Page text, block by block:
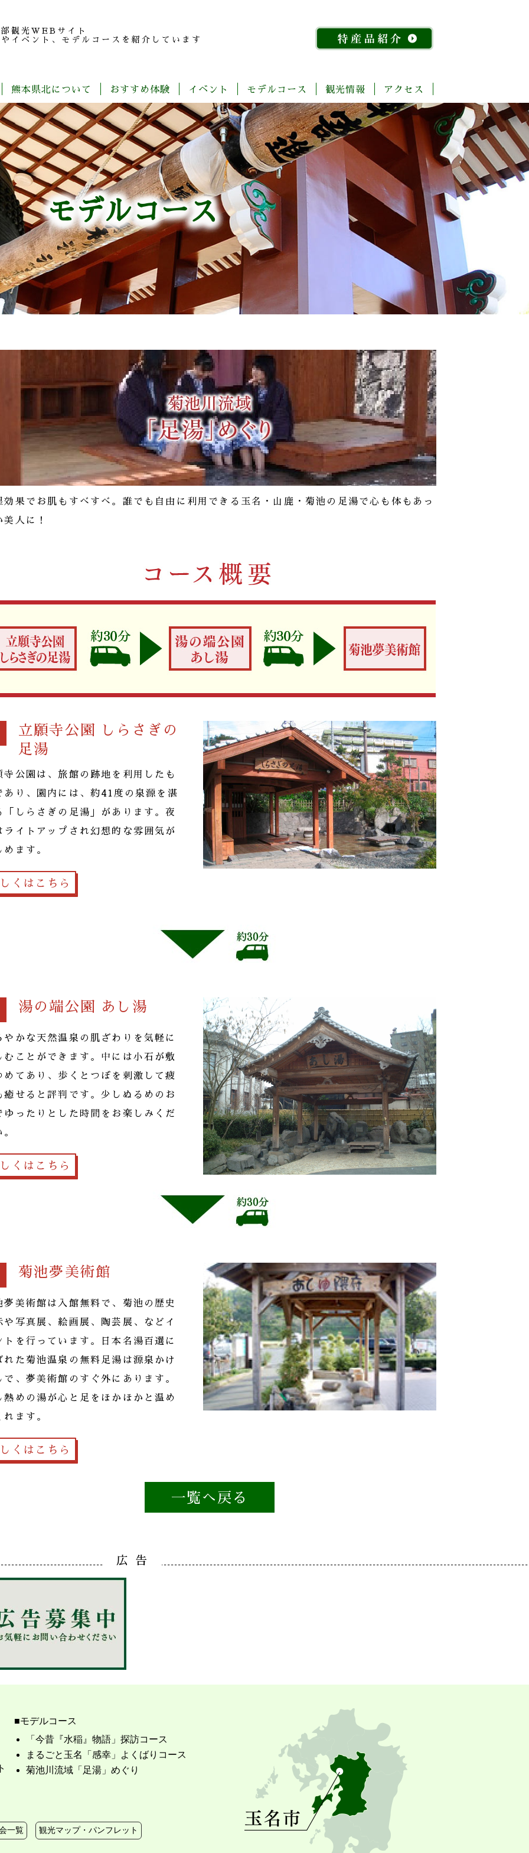
観光 WEBサイト
イベント、モデルコースを紹介しています
熊本県北について
玉
の
魅
力
旬
だ
よ
り
モ
デ
ル
コ
ー
ス
一
覧
特
産
紹
介
おすすめ体験
イベント
春
夏
秋 冬
モデルコース
「今
昔
『水
稲』
物
語」
探
訪
コ
ー
ス
ま
る
ご
と
玉
名
幸」
コ
菊
池
川
流
域
「足
湯」
め
ぐ
観光情報
自
然・
景
歴
史・
文
温
泉
体
験・
レ
ャ
宿
泊
施
飲
食
店
物
産
館
特
産
紹
介
アクセス
モデルコース
効果でお肌もすべすべ。誰でも自由に利用できる玉名・山鹿・菊池の足湯で心も体もあっ
美人に！
立願寺公園 しらさぎの
足湯
寺公園は、旅館の跡地を利用したも
あり、園内には、約41度の泉源を湛
「しらさぎの足湯」があります。夜
ライトアップされ幻想的な雰囲気が
めます。
くはこちら
湯の端公園 あし湯
やかな天然温泉の肌ざわりを気軽に
むことができます。中には小石が敷
めてあり、歩くとつぼを刺激して疲
癒せると評判です。少しぬるめのお
ゆったりとした時間をお楽しみくだ
くはこちら
菊池夢美術館
夢美術館は入館無料で、菊池の歴史
や写真展、絵画展、陶芸展、などイ
トを行っています。日本名湯百選に
れた菊池温泉の無料足湯は源泉かけ
で、夢美術館のすぐ外にあります。
熱めの湯が心と足をほかほかと温め
れます。
くはこちら
一覧へ戻る
広 告
モデルコース
「今昔『水稲』物語」探訪コース
まるごと玉名「感幸」よくばりコース
菊池川流域「足湯」めぐり
一覧 観光マップ・パンフレット